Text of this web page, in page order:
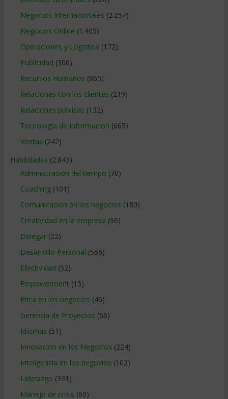
Negocios Internacionales (2.257)
Negocios Online (1.405)
Operaciones y Logística (172)
Publicidad (306)
Recursos Humanos (865)
Relaciones con los clientes (219)
Relaciones publicas (132)
Tecnologia de Informacion (665)
Ventas (242)
Habilidades (2.843)
Administracion del tiempo (70)
Coaching(101)
Comunicacion en los negocios (180)
Creatividad en la empresa (96)
Delegar(22)
Desarrollo Personal (566)
Efectividad (52)
Empowerment (15)
Etica en los negocios (46)
Gerencia de Proyectos (66)
Idiomas (51)
Innovacion en los Negocios (224)
Inteligencia en los negocios (102)
Liderazgo (331)
Manejo de crisis (60)